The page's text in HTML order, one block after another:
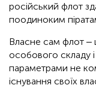
російський флот
поодиноким
Власне сам флот –
особового складу і
параметрами не
існування своїх